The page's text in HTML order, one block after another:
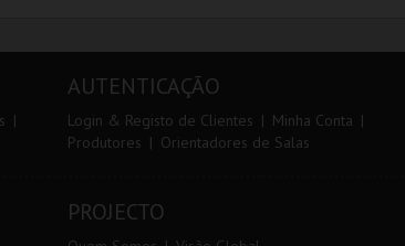
AUTENTICAÇÃO
Login & Registo de Clientes
Minha Conta
Produtores
Orientadores de Salas
PROJECTO